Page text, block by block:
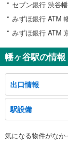
セブン銀行 渋谷
みずほ銀行 ATM
みずほ銀行 ATM
幡ヶ谷駅の情報
出口情報
北口
幡ヶ谷２・３丁目、本
ヶ谷区民会館、幡ヶ谷
病院、回心堂病院、バス
南口
駅設備
※段差なしでの移動経
気になる物件がなか